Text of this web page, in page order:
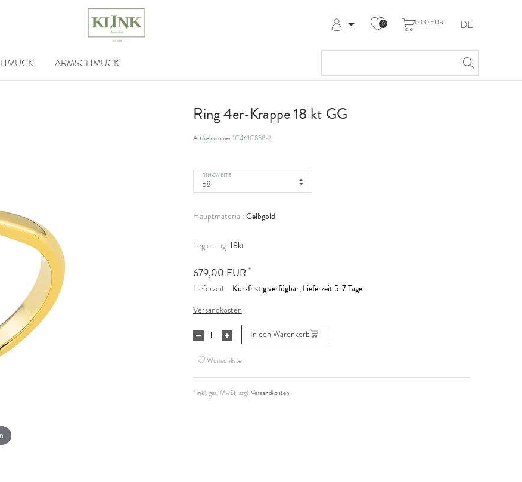
0 0,00 EUR DE
ARMSCHMUCK
Ring 4er-Krappe 18 kt GG
Artikelnummer1C461G858-2
RINGWEITE
Hauptmaterial: Gelbgold
Legierung: 18kt
679,00 EUR *
Lieferzeit: Kurzfristig verfügbar, Lieferzeit 5-7 Tage
Versandkosten
In den Warenkorb
Wunschliste
* inkl. ges. MwSt. zzgl.Versandkosten